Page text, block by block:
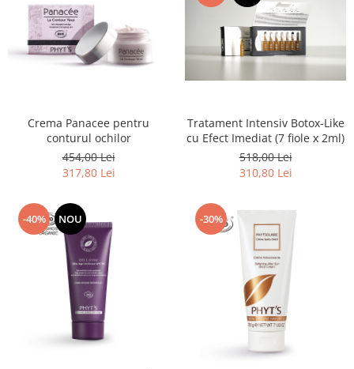
Crema Panacee pentru
conturul ochilor
454,00 Lei
317,80 Lei
Tratament Intensiv Botox-Like
cu Efect Imediat (7 fiole x 2ml)
518,00 Lei
310,80 Lei
-40% NOU -30%